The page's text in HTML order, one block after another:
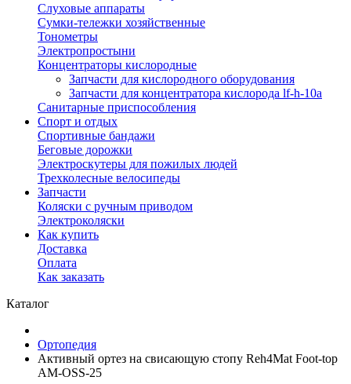
Слуховые аппараты
Сумки-тележки хозяйственные
Тонометры
Электропростыни
Концентраторы кислородные
Запчасти для кислородного оборудования
Запчасти для концентратора кислорода lf-h-10a
Санитарные приспособления
Спорт и отдых
Спортивные бандажи
Беговые дорожки
Электроскутеры для пожилых людей
Трехколесные велосипеды
Запчасти
Коляски с ручным приводом
Электроколяски
Как купить
Доставка
Оплата
Как заказать
Каталог
Ортопедия
Активный ортез на свисающую стопу Reh4Mat Foot-top
AM-OSS-25